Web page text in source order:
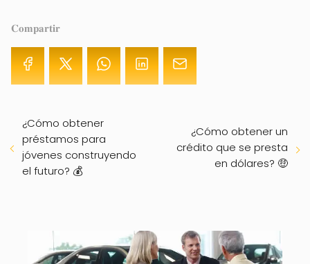
𝐂𝐨𝐦𝐩𝐚𝐫𝐭𝐢𝐫
¿Cómo obtener
préstamos para
jóvenes construyendo
el futuro? 💰
¿Cómo obtener un
crédito que se presta
en dólares? 🤑